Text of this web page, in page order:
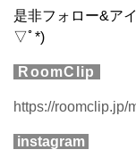
是非フォロー&ア
▽ﾟ*)
RoomClip
https://roomclip.jp/
instagram